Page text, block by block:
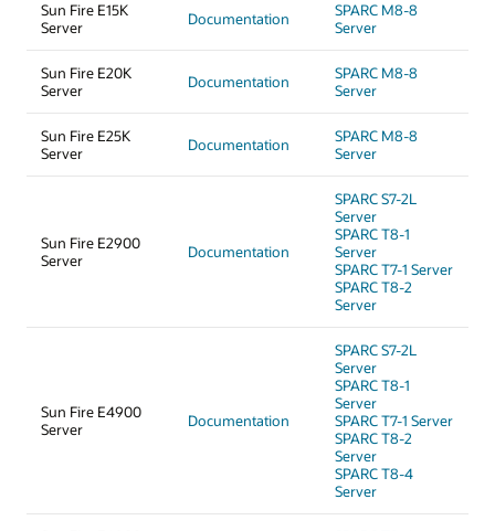
Sun Fire E15K
Server
Documentation
SPARC M8-8
Server
Sun Fire E20K
Server
Documentation
SPARC M8-8
Server
Sun Fire E25K
Server
Documentation
SPARC M8-8
Server
Sun Fire E2900
Server
Documentation
SPARC S7-2L
Server
SPARC T8-1
Server
SPARC T7-1 Server
SPARC T8-2
Server
Sun Fire E4900
Server
Documentation
SPARC S7-2L
Server
SPARC T8-1
Server
SPARC T7-1 Server
SPARC T8-2
Server
SPARC T8-4
Server